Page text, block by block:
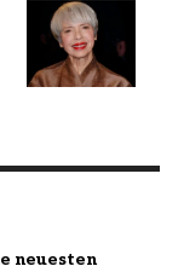
neuesten